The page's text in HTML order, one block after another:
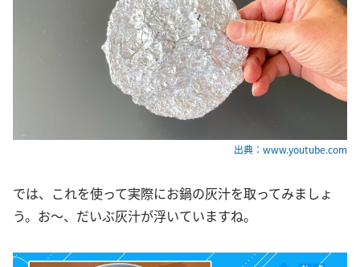
出典：www.youtube.com
では、これを使って実際にお鍋の灰汁を取ってみましょ
う。お〜、だいぶ灰汁が浮いていますね。